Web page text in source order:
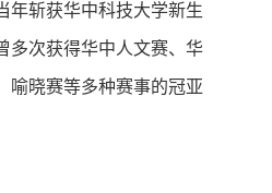
年斩获华中科技大学新生
多次获得华中人文赛、华
喻晓赛等多种赛事的冠亚